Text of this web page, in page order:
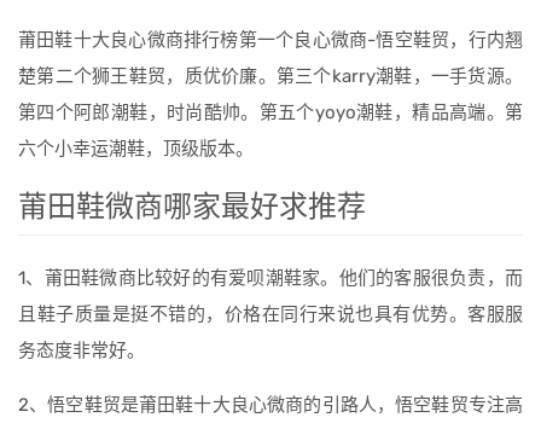
莆田鞋十大良心微商排行榜第一个良心微商-悟空鞋贸，行内翘
楚第二个狮王鞋贸，质优价廉。第三个karry潮鞋，一手货源。
第四个阿郎潮鞋，时尚酷帅。第五个yoyo潮鞋，精品高端。第
六个小幸运潮鞋，顶级版本。
莆田鞋微商哪家最好求推荐
1、莆田鞋微商比较好的有爱呗潮鞋家。他们的客服很负责，而
且鞋子质量是挺不错的，价格在同行来说也具有优势。客服服
务态度非常好。
2、悟空鞋贸是莆田鞋十大良心微商的引路人，悟空鞋贸专注高